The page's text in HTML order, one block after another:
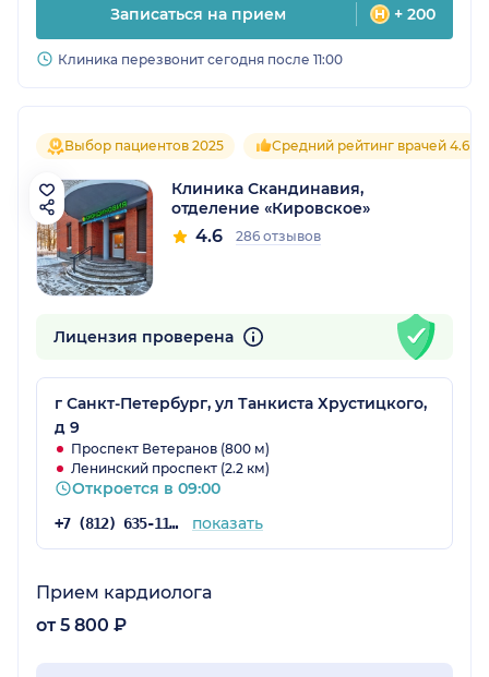
Записаться на прием + 200
Клиника перезвонит сегодня после 11:00
Выбор пациентов 2025 Средний рейтинг врачей 4.6
Клиника Скандинавия,
отделение «Кировское»
4.6 286 отзывов
Лицензия проверена
г Санкт-Петербург, ул Танкиста Хрустицкого,
д 9
Проспект Ветеранов (800 м)
Ленинский проспект (2.2 км)
Откроется в 09:00
+7 (812) 635-11-79 показать
Прием кардиолога
от 5 800 ₽